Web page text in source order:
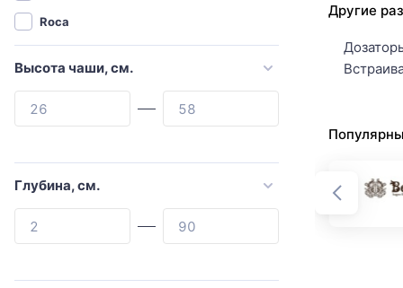
Roca
Abber
Высота чаши, см.
Глубина, см.
Другие